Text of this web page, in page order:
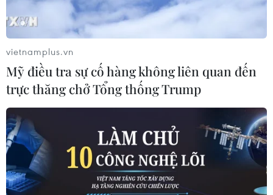
sắc về quan hệ Trung Quốc-Triều Tiên cũng như nhiều
vấn đề cùng quan tâm và đạt được sự nhất trí quan
trọng.
vietnamplus.vn
Mỹ điều tra sự cố hàng không liên quan đến
trực thăng chở Tổng thống Trump